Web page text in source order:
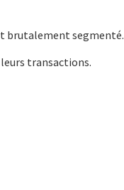
brutalement segmenté.
transactions.